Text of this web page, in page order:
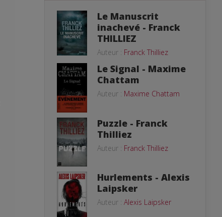
Le Manuscrit
inachevé - Franck
THILLIEZ
Auteur : Franck Thilliez
Le Signal - Maxime
Chattam
Auteur : Maxime Chattam
Puzzle - Franck
Thilliez
Auteur : Franck Thilliez
Hurlements - Alexis
Laipsker
Auteur : Alexis Laipsker